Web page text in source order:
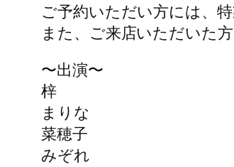
ご予約いただい方には、
また、ご来店いただいた
〜出演〜
梓
まりな
菜穂子
みぞれ